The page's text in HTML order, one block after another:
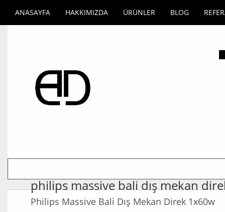
ANASAYFA HAKKIMIZDA ÜRÜNLER BLOG
philips massive bali dış mekan
Philips Massive Bali Dış Mekan Direk 1x60w